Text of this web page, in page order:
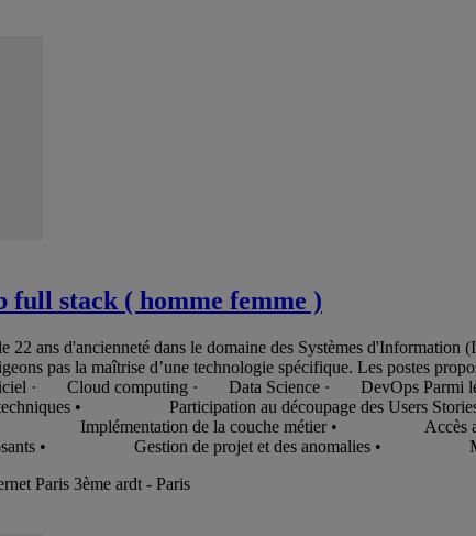
full stack ( homme femme )
22 ans d'ancienneté dans le domaine des Systèmes
pas la maîtrise d’une technologie spécifique. Les postes
· Cloud computing · Data Science · DevOps Parmi
et techniques • Participation au découpage des
• Implémentation de la couche métier • Accès
• Gestion de projet et des anomalies
Paris 3ème ardt - Paris